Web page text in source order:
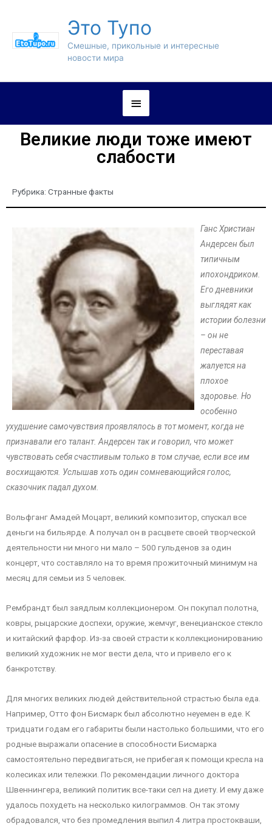
Это Тупо
Смешные, прикольные и интересные
новости мира
Великие люди тоже имеют
слабости
Рубрика: Странные факты
Ганс Христиан
Андерсен был
типичным
ипохондриком.
Его дневники
выглядят как
истории болезни
– он не
переставая
жалуется на
плохое
здоровье. Но
особенно
ухудшение самочувствия проявлялось в тот момент, когда не
признавали его талант. Андерсен так и говорил, что может
чувствовать себя счастливым только в том случае, если все им
восхищаются. Услышав хоть один сомневающийся голос,
сказочник падал духом.
Вольфганг Амадей Моцарт, великий композитор, спускал все
деньги на бильярде. А получал он в расцвете своей творческой
деятельности ни много ни мало – 500 гульденов за один
концерт, что составляло на то время прожиточный минимум на
месяц для семьи из 5 человек.
Рембрандт был заядлым коллекционером. Он покупал полотна,
ковры, рыцарские доспехи, оружие, жемчуг, венецианское стекло
и китайский фарфор. Из-за своей страсти к коллекционированию
великий художник не мог вести дела, что и привело его к
банкротству.
Для многих великих людей действительной страстью была еда.
Например, Отто фон Бисмарк был абсолютно неуемен в еде. К
тридцати годам его габариты были настолько большими, что его
родные выражали опасение в способности Бисмарка
самостоятельно передвигаться, не прибегая к помощи кресла на
колесиках или тележки. По рекомендации личного доктора
Швеннингера, великий политик все-таки сел на диету. И ему даже
удалось похудеть на несколько килограммов. Он так этому
обрадовался, что без промедления выпил 4 литра простокваши,